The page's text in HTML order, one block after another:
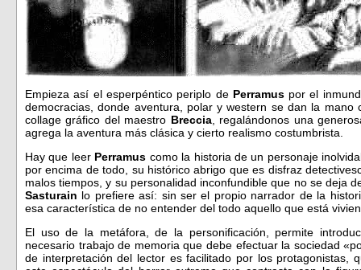
Empieza así el esperpéntico periplo de Perramus por el
democracias, donde aventura, polar y western se dan la
collage gráfico del maestro Breccia , regalándonos una
agrega la aventura más clásica y cierto realismo costumbrista.
Hay que leer Perramus como la historia de un personaje
por encima de todo, su histórico abrigo que es disfraz
malos tiempos, y su personalidad inconfundible que no se deja
Sasturain lo prefiere así: sin ser el propio narrador de la
esa característica de no entender del todo aquello que está
El uso de la metáfora, de la personificación, permite
necesario trabajo de memoria que debe efectuar la sociedad
de interpretación del lector es facilitado por los protagonistas,